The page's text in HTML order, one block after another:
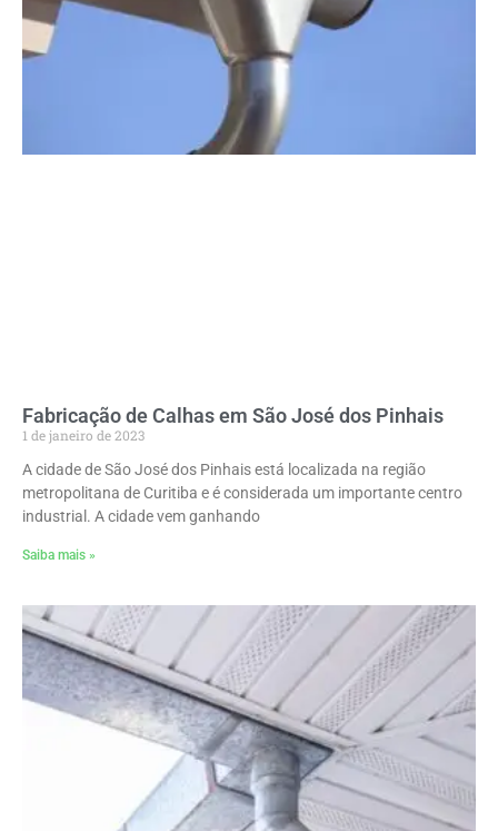
Fabricação de Calhas em São José dos Pinhais
1 de janeiro de 2023
A cidade de São José dos Pinhais está localizada na região
metropolitana de Curitiba e é considerada um importante centro
industrial. A cidade vem ganhando
Saiba mais »